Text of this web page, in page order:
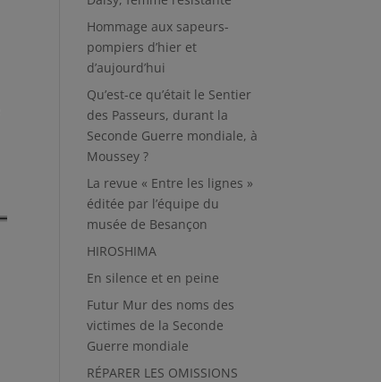
Hommage aux sapeurs-
pompiers d’hier et
d’aujourd’hui
Qu’est-ce qu’était le Sentier
des Passeurs, durant la
Seconde Guerre mondiale, à
Moussey ?
La revue « Entre les lignes »
éditée par l’équipe du
musée de Besançon
HIROSHIMA
En silence et en peine
Futur Mur des noms des
victimes de la Seconde
Guerre mondiale
RÉPARER LES OMISSIONS